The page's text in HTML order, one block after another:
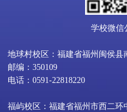
学校微信
地球村校区：福建省福州闽侯县
邮编：350109
电话：0591-22818220
福屿校区：福建省福州市西二环